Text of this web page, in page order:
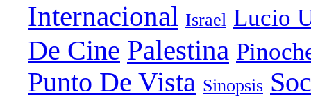
Internacional Israel Lucio
De Cine Palestina
Punto De Vista Sinopsis